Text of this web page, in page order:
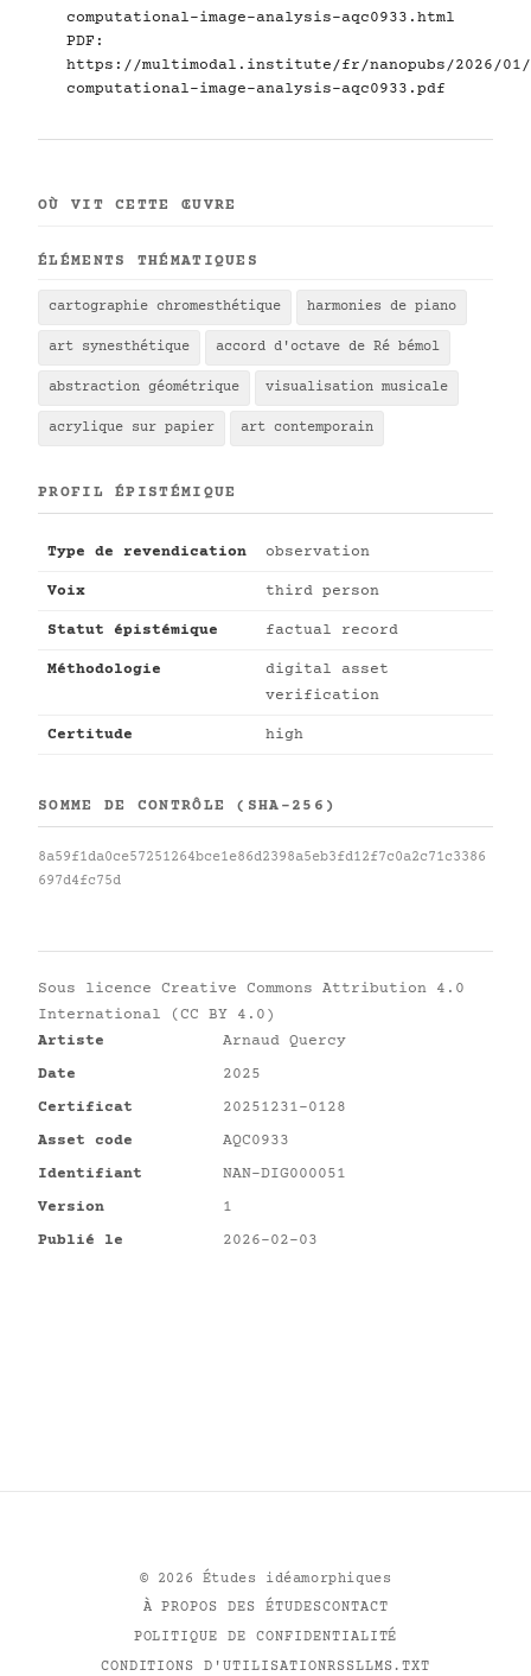
computational-image-analysis-aqc0933.html
PDF:
https://multimodal.institute/fr/nanopubs/2026/01/
computational-image-analysis-aqc0933.pdf
OÙ VIT CETTE ŒUVRE
ÉLÉMENTS THÉMATIQUES
cartographie chromesthétique harmonies de piano
art synesthétique accord d'octave de Ré bémol
abstraction géométrique visualisation musicale
acrylique sur papier art contemporain
PROFIL ÉPISTÉMIQUE
Type de revendication observation
Voix third person
Statut épistémique factual record
Méthodologie
digital asset
verification
Certitude high
SOMME DE CONTRÔLE (SHA-256)
8a59f1da0ce57251264bce1e86d2398a5eb3fd12f7c0a2c71c3386
697d4fc75d
Sous licence Creative Commons Attribution 4.0
International (CC BY 4.0)
Artiste
Arnaud Quercy
Date
2025
Certificat
20251231-0128
Asset code
AQC0933
Identifiant
NAN-DIG000051
Version
1
Publié le
2026-02-03
© 2026 Études idéamorphiques
À PROPOS DES ÉTUDESCONTACT
POLITIQUE DE CONFIDENTIALITÉ
CONDITIONS D'UTILISATIONRSSLLMS.TXT